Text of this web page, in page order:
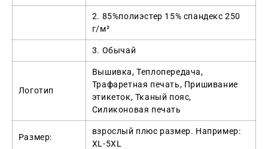
2. 85%полиэстер 15% спандекс 250
г/м²
3. Обычай
Логотип
Вышивка, Теплопередача,
Трафаретная печать, Пришивание
этикеток, Тканый пояс,
Силиконовая печать
Размер:
взрослый плюс размер. Например:
XL-5XL